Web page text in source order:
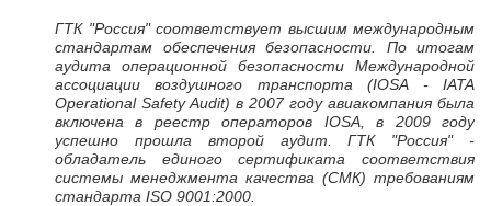
ГТК "Россия" соответствует высшим международным
стандартам обеспечения безопасности. По итогам
аудита операционной безопасности Международной
ассоциации воздушного транспорта (IOSA - IATA
Operational Safety Audit) в 2007 году авиакомпания была
включена в реестр операторов IOSA, в 2009 году
успешно прошла второй аудит. ГТК "Россия" -
обладатель единого сертификата соответствия
системы менеджмента качества (СМК) требованиям
стандарта ISO 9001:2000.